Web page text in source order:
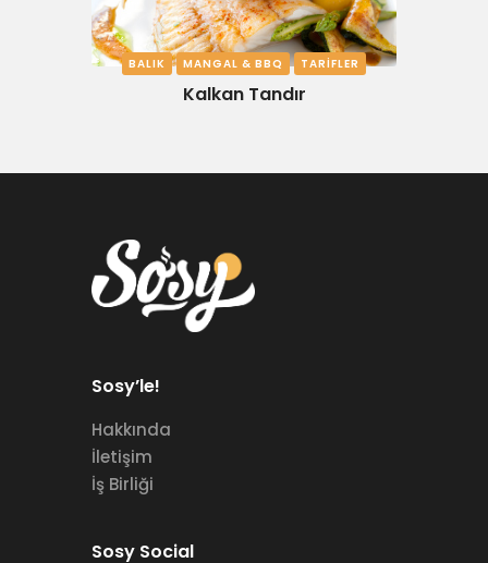
BALIK MANGAL & BBQ TARIFLER
Kalkan Tandır
Sosy’le!
Hakkında
İletişim
İş Birliği
Sosy Social